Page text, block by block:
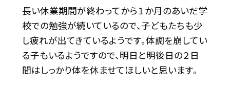
長い休業期間が終わってから１か月のあいだ学
校での勉強が続いているので、子どもたちも少
し疲れが出てきているようです。体調を崩してい
る子もいるようですので、明日と明後日の２日
間はしっかり体を休ませてほしいと思います。